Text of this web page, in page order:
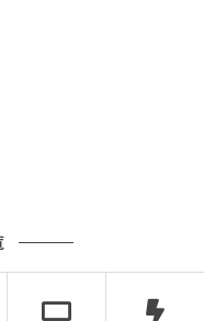
し、嫌いなことは
仕事も同様で、好
嫌いな仕事はでき